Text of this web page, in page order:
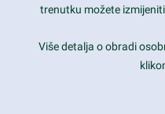
Copyright 2017FRESHFACE© All
trenutku možete
Više detalja o obradi